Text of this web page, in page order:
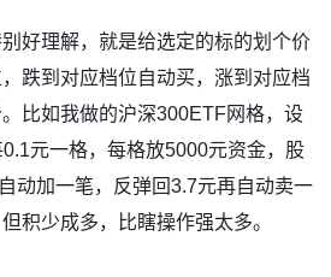
好理解，就是给选定的标的划个价
跌到对应档位自动买，涨到对应档
比如我做的沪深300ETF网格，设
元一格，每格放5000元资金，股
动加一笔，反弹回3.7元再自动卖一
积少成多，比瞎操作强太多。